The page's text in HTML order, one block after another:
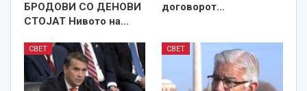
БРОДОВИ СО ДЕНОВИ
СТОЈАТ Нивото на…
договорот…
СВЕТ СВЕТ